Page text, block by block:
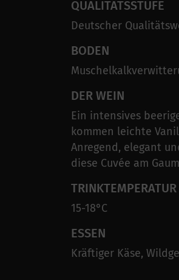
QUALITÄTSSTUFE
Deutscher
BODEN
DER WEIN
Ein intensives
kommen leichte
Anregend, elegant
diese Cuvée am
TRINKTEMPERATUR
15-18°C
ESSEN
Kräftiger Käse,